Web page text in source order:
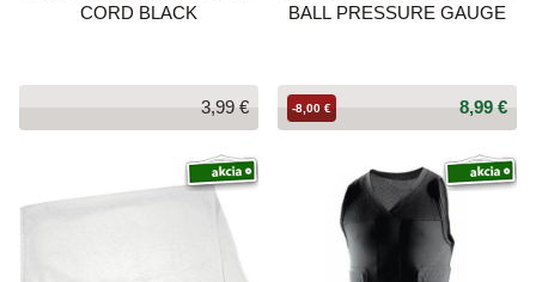
CORD BLACK
3,99 €
BALL PRESSURE GAUGE
8,99 €
-8,00 €